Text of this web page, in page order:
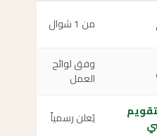
من 1 شوال
وفق لوائح
العمل
يُعلن رسمياً